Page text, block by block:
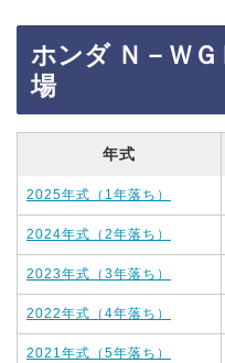
ホンダ Ｎ－Ｗ
場
年式
2025年式（1年落ち）
2024年式（2年落ち）
2023年式（3年落ち）
2022年式（4年落ち）
2021年式（5年落ち）